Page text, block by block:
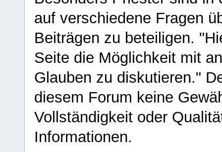
auf verschiedene Fragen
Beiträgen zu beteiligen.
Seite die Möglichkeit mit
Glauben zu diskutieren."
diesem Forum keine
Vollständigkeit oder
Informationen.